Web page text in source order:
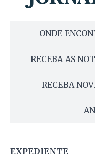
ONDE
RECEBA AS
RECEBA
EXPEDIENTE